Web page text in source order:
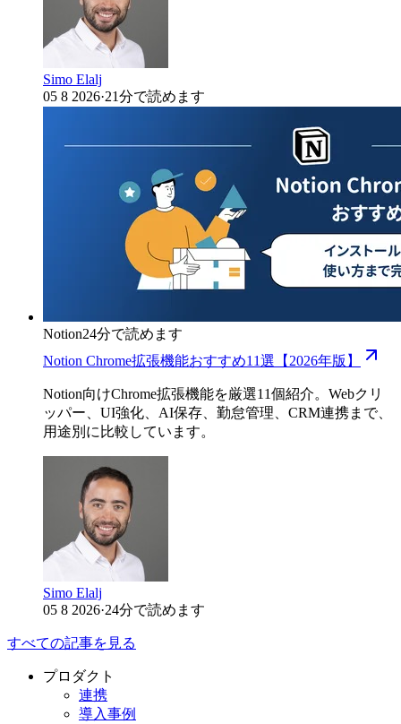
Simo Elalj
05 8 2026·21分で読めます
Notion24分で読めます
Notion Chrome拡張機能おすすめ11選【2026年版】
Notion向けChrome拡張機能を厳選11個紹介。Webクリ
ッパー、UI強化、AI保存、勤怠管理、CRM連携まで、
用途別に比較しています。
Simo Elalj
05 8 2026·24分で読めます
すべての記事を見る
プロダクト
連携
導入事例